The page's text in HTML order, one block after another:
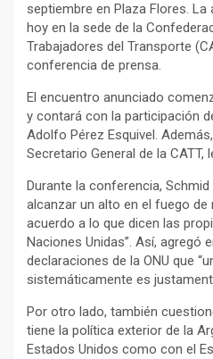
septiembre en Plaza Flores.
hoy en la sede de la
Trabajadores del Transporte
conferencia de prensa.
El encuentro anunciado
y contará con la participación
Adolfo Pérez Esquivel.
Secretario General de la CATT,
Durante la conferencia,
alcanzar un alto en el fuego de
acuerdo a lo que dicen las
Naciones Unidas”. Así, agregó
declaraciones de la ONU que
sistemáticamente es
Por otro lado, también
tiene la política exterior de la
Estados Unidos como con el